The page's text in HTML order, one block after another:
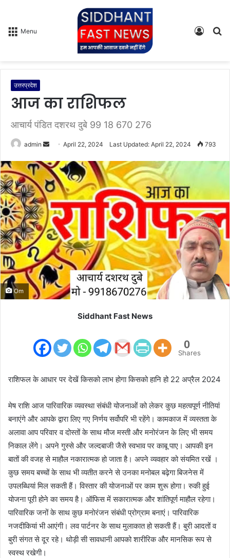
Menu
Log
उत्तरप्रदेश
आज का राशिफल
आचार्य पंडित दशरथ दुबे 99 18 670 276
admin
n
d
a
n
e
m
a
i
l
April 22, 2024 Last Updated: April 22, 2024 793
Om
Siddhant Fast News
0
Shares
राशिफल के आधार पर देखें किसको लाभ होगा किसको हानि हो 22 अप्रैल 2024
मेष राशि आज पारिवारिक व्यवस्था संबंधी योजनाओं को लेकर कुछ महत्वपूर्ण नीतियां
बनाएंगे और आपके द्वारा लिए गए निर्णय सर्वोपरि भी रहेंगे। कामकाज में व्यस्तता के
अलावा आप परिवार व दोस्तों के साथ मौज मस्ती और मनोरंजन के लिए भी समय
निकाल लेंगे। अपने गुस्से और जल्दबाजी जैसे स्वभाव पर काबू पाए। आपकी इन
बातों की वजह से माहौल नकारात्मक हो जाता है। अपने व्यवहार को संयमित रखें ।
कुछ समय बच्चों के साथ भी व्यतीत करने से उनका मनोबल बढ़ेगा बिजनेस में
उपलब्धियां मिल सकती हैं। विस्तार की योजनाओं पर काम शुरू होगा। रुकी हुई
योजना पूरी होने का समय है। ऑफिस में सकारात्मक और शांतिपूर्ण माहौल रहेगा।
पारिवारिक जनों के साथ कुछ मनोरंजन संबंधी प्रोग्राम बनाएं। पारिवारिक
नजदीकियां भी आएंगी। लव पार्टनर के साथ मुलाकात हो सकती हैं। बुरी आदतों व
बुरी संगत से दूर रहे। थोड़ी सी सावधानी आपको शारीरिक और मानसिक रूप से
स्वस्थ रखेगी।